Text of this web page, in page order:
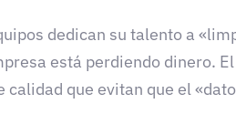
dedican su talento a
está perdiendo dinero.
calidad que evitan que el